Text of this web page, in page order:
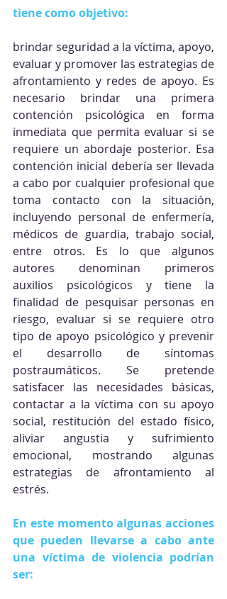
tiene como objetivo:
brindar seguridad a la víctima, apoyo,
evaluar y promover las estrategias de
afrontamiento y redes de apoyo. Es
necesario brindar una primera
contención psicológica en forma
inmediata que permita evaluar si se
requiere un abordaje posterior. Esa
contención inicial debería ser llevada
a cabo por cualquier profesional que
toma contacto con la situación,
incluyendo personal de enfermería,
médicos de guardia, trabajo social,
entre otros. Es lo que algunos
autores denominan primeros
auxilios psicológicos y tiene la
finalidad de pesquisar personas en
riesgo, evaluar si se requiere otro
tipo de apoyo psicológico y prevenir
el desarrollo de síntomas
postraumáticos. Se pretende
satisfacer las necesidades básicas,
contactar a la víctima con su apoyo
social, restitución del estado físico,
aliviar angustia y sufrimiento
emocional, mostrando algunas
estrategias de afrontamiento al
estrés.
En este momento algunas acciones
que pueden llevarse a cabo ante
una víctima de violencia podrían
ser: